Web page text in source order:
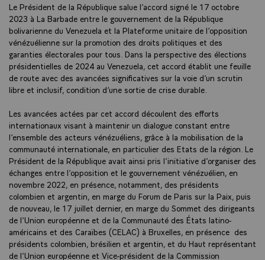
Le Président de la République salue l’accord signé le 17 octobre
2023 à La Barbade entre le gouvernement de la République
bolivarienne du Venezuela et la Plateforme unitaire de l’opposition
vénézuélienne sur la promotion des droits politiques et des
garanties électorales pour tous. Dans la perspective des élections
présidentielles de 2024 au Venezuela, cet accord établit une feuille
de route avec des avancées significatives sur la voie d’un scrutin
libre et inclusif, condition d’une sortie de crise durable.
Les avancées actées par cet accord découlent des efforts
internationaux visant à maintenir un dialogue constant entre
l’ensemble des acteurs vénézuéliens, grâce à la mobilisation de la
communauté internationale, en particulier des Etats de la région. Le
Président de la République avait ainsi pris l’initiative d’organiser des
échanges entre l’opposition et le gouvernement vénézuélien, en
novembre 2022, en présence, notamment, des présidents
colombien et argentin, en marge du Forum de Paris sur la Paix, puis
de nouveau, le 17 juillet dernier, en marge du Sommet des dirigeants
de l’Union européenne et de la Communauté des États latino-
américains et des Caraïbes (CELAC) à Bruxelles, en présence des
présidents colombien, brésilien et argentin, et du Haut représentant
de l’Union européenne et Vice-président de la Commission